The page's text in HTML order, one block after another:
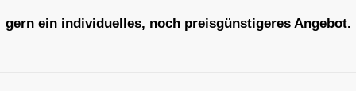
gern ein individuelles, noch preisgünstigeres Angebot.